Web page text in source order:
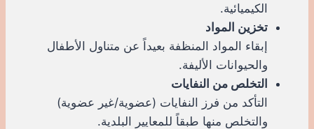
الكيميائية.
تخزين المواد
إبقاء المواد المنظفة بعيداً عن متناول الأطفال
والحيوانات الأليفة.
التخلص من النفايات
التأكد من فرز النفايات (عضوية/غير عضوية)
والتخلص منها طبقاً للمعايير البلدية.